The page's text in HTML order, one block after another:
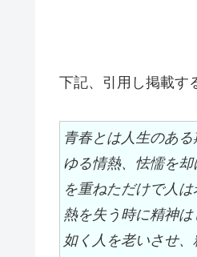
下記、引用し掲載す
青春とは人生のあ
ゆる情熱、怯懦を
を重ねただけで人
熱を失う時に精神
如く人を老いさせ